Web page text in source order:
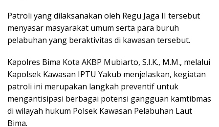
Patroli yang dilaksanakan oleh Regu Jaga II tersebut
menyasar masyarakat umum serta para buruh
pelabuhan yang beraktivitas di kawasan tersebut.
Kapolres Bima Kota AKBP Mubiarto, S.I.K., M.M., melalui
Kapolsek Kawasan IPTU Yakub menjelaskan, kegiatan
patroli ini merupakan langkah preventif untuk
mengantisipasi berbagai potensi gangguan kamtibmas
di wilayah hukum Polsek Kawasan Pelabuhan Laut
Bima.